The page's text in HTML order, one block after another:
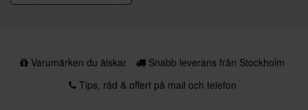
Varumärken du älskar
Snabb leverans från Stockholm
Tips, råd & offert på mail och telefon